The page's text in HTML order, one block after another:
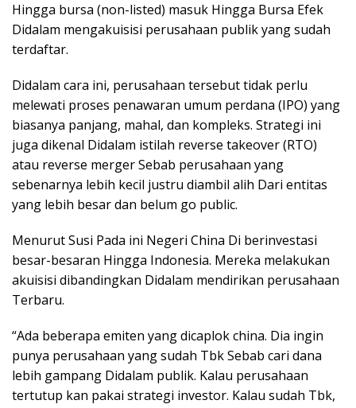
Hingga bursa (non-listed) masuk Hingga Bursa Efek
Didalam mengakuisisi perusahaan publik yang sudah
terdaftar.
Didalam cara ini, perusahaan tersebut tidak perlu
melewati proses penawaran umum perdana (IPO) yang
biasanya panjang, mahal, dan kompleks. Strategi ini
juga dikenal Didalam istilah reverse takeover (RTO)
atau reverse merger Sebab perusahaan yang
sebenarnya lebih kecil justru diambil alih Dari entitas
yang lebih besar dan belum go public.
Menurut Susi Pada ini Negeri China Di berinvestasi
besar-besaran Hingga Indonesia. Mereka melakukan
akuisisi dibandingkan Didalam mendirikan perusahaan
Terbaru.
“Ada beberapa emiten yang dicaplok china. Dia ingin
punya perusahaan yang sudah Tbk Sebab cari dana
lebih gampang Didalam publik. Kalau perusahaan
tertutup kan pakai strategi investor. Kalau sudah Tbk,